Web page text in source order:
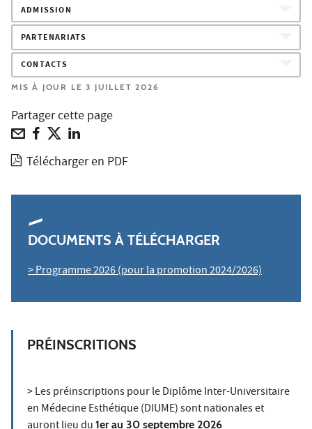
ADMISSION
PARTENARIATS
CONTACTS
MIS À JOUR LE 3 JUILLET 2026
Partager cette page
Télécharger en PDF
DOCUMENTS À TÉLÉCHARGER
> Programme 2026 (pour la promotion 2024/2026)
PRÉINSCRITIONS
> Les préinscriptions pour le Diplôme Inter-Universitaire
en Médecine Esthétique (DIUME) sont nationales et
1er au 30 septembre 2026